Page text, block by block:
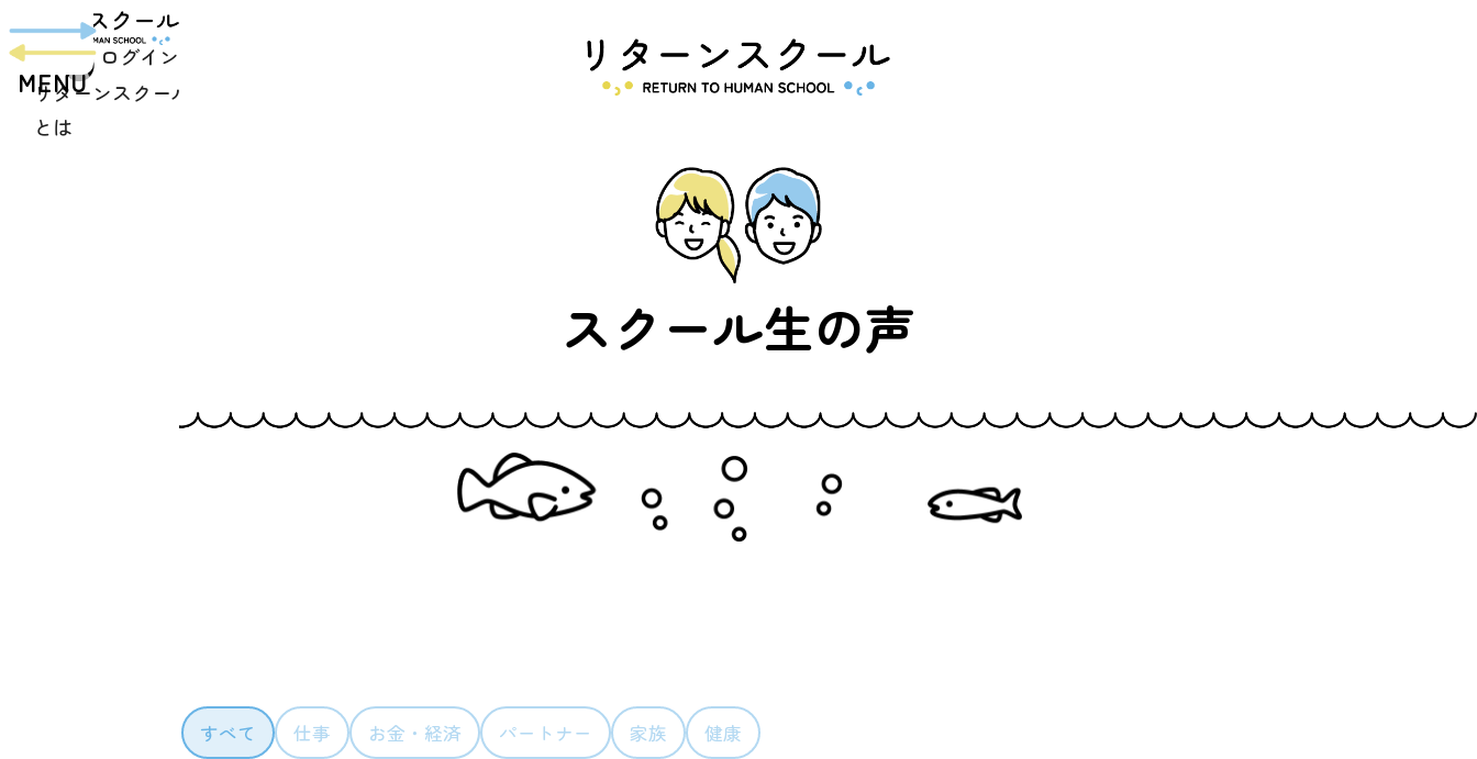
toggle
navigation
MENU
ログイン
リターンスクール
とは
ファシリテーターお気軽体
運営会 お問い合
スクール生の声
すべて 仕事 お金・経済 パートナー 家族 健康